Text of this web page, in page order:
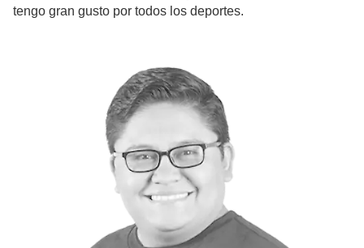
tengo gran gusto por todos los deportes.